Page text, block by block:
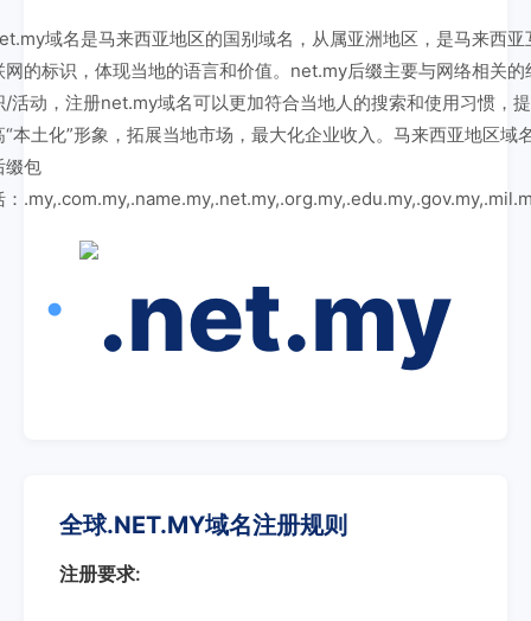
域名是马来西亚地区的国别域名，从属亚洲地区，是马来西亚
网的标识，体现当地的语言和价值。net.my后缀主要与网络相关的
/活动，注册net.my域名可以更加符合当地人的搜索和使用习惯，提
“本土化”形象，拓展当地市场，最大化企业收入。马来西亚地区域
缀包
：
全球.NET.MY域名注册规则
注册要求: